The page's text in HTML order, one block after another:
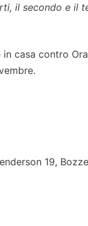
il secondo e il
casa contro
19,